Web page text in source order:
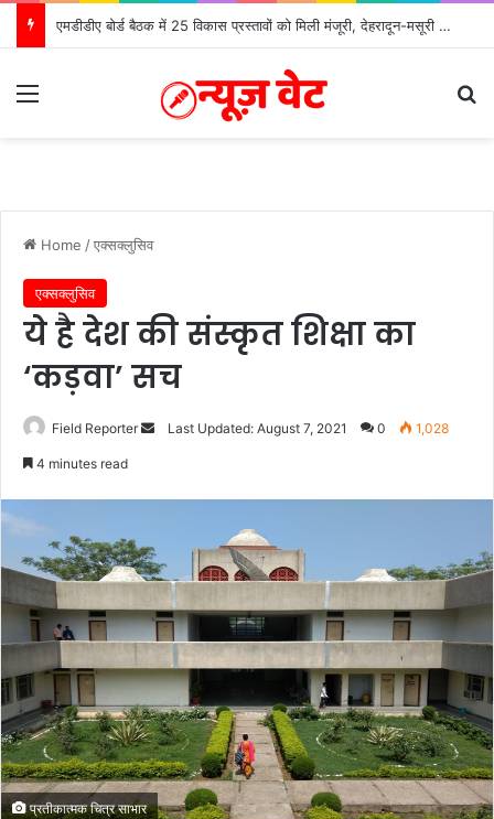
एमडीडीए बोर्ड बैठक में 25 विकास प्रस्तावों को मिली मंजूरी, देहरादून-मसूरी के नियोजित विकास को मिलेगी रफ्तार
Menu
Home /एक्सक्लुसिव
एक्सक्लुसिव
ये है देश की संस्कृत शिक्षा का
‘कड़वा’ सच
Field Reporter
SendLast Updated: August 7, 2021 0 1,028
4 minutes read
प्रतीकात्मक चित्र साभार